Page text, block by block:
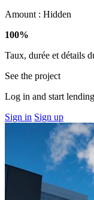
Amount : Hidden
100%
Taux, durée et détails
See the project
Log in and start
Sign in Sign up